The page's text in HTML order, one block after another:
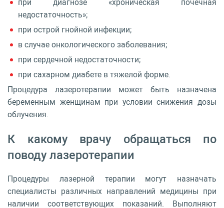
недостаточность»;
при острой гнойной инфекции;
в случае онкологического заболевания;
при сердечной недостаточности;
при сахарном диабете в тяжелой форме.
Процедура лазеротерапии может быть назначена
беременным женщинам при условии снижения дозы
облучения.
К какому врачу обращаться по
поводу лазеротерапии
Процедуры лазерной терапии могут назначать
специалисты различных направлений медицины при
наличии соответствующих показаний. Выполняют